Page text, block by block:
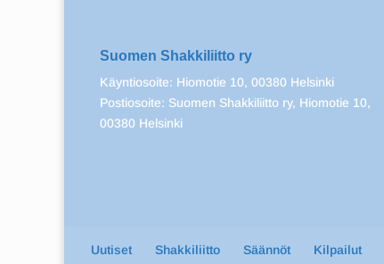
Suomen Shakkiliitto ry
Käyntiosoite: Hiomotie 10, 00380 Helsinki
Postiosoite: Suomen Shakkiliitto ry, Hiomotie 10,
00380 Helsinki
Uutiset Shakkiliitto Säännöt Kilpailut